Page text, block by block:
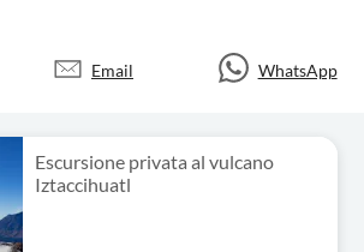
Email WhatsApp
Escursione privata al vulcano
Iztaccihuatl